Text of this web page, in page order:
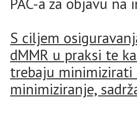
S ciljem
dMMR u praksi te
trebaju minimizirati
minimiziranje,